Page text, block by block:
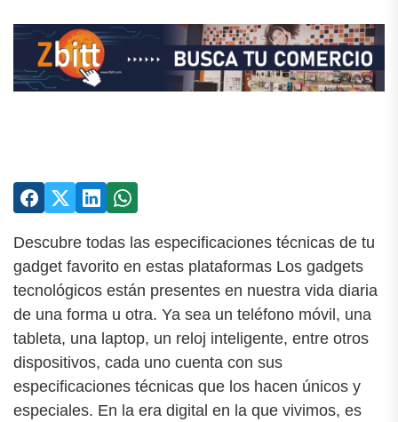
Descubre todas las especificaciones técnicas de tu
gadget favorito en estas plataformas Los gadgets
tecnológicos están presentes en nuestra vida diaria
de una forma u otra. Ya sea un teléfono móvil, una
tableta, una laptop, un reloj inteligente, entre otros
dispositivos, cada uno cuenta con sus
especificaciones técnicas que los hacen únicos y
especiales. En la era digital en la que vivimos, es